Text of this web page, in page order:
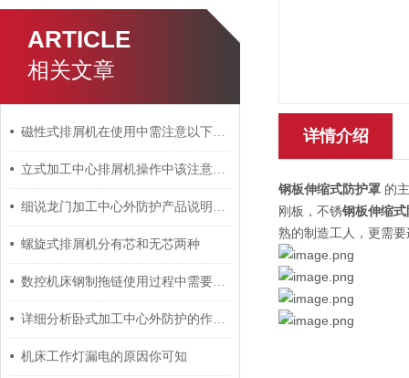
ARTICLE
相关文章
磁性式排屑机在使用中需注意以下三大事项
立式加工中心排屑机操作中该注意哪些事项？
细说龙门加工中心外防护产品说明及制作
螺旋式排屑机分有芯和无芯两种
数控机床钢制拖链使用过程中需要做哪些维护工作呢？
详细分析卧式加工中心外防护的作用、优点以及安装
机床工作灯漏电的原因你可知
详情介绍
钢板伸缩式防护罩 的
刚板，不锈钢板伸缩
熟的制造工人，更需